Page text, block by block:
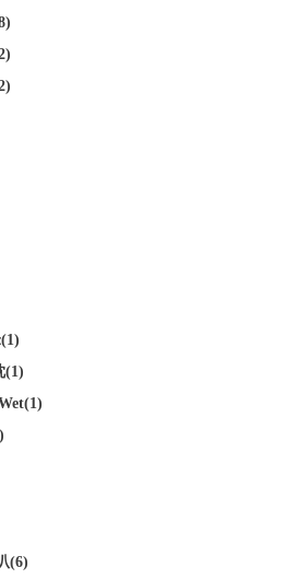
(1)
(6)